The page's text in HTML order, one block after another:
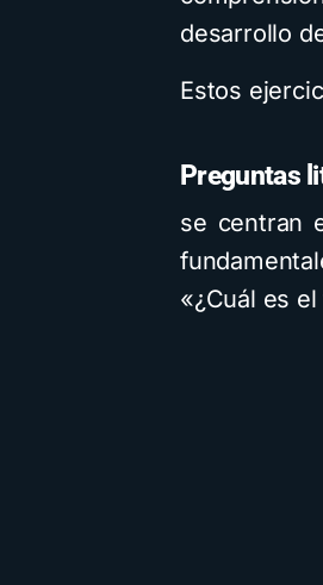
desarrollo
Estos
Preguntas
se centran
«¿Cuál es